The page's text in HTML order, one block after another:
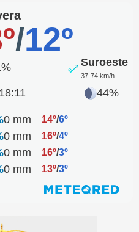
/12º
Suroeste
37-74 km/h
18:11 44%
0 mm 14º/6º
0 mm 16º/4º
0 mm 16º/3º
0 mm 13º/3º